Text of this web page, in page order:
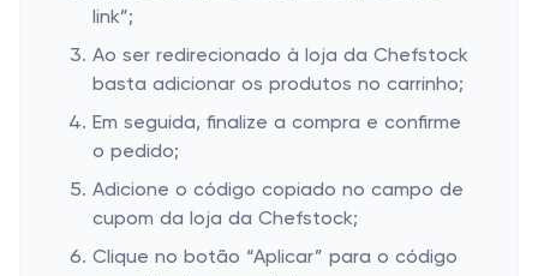
link”;
Ao ser redirecionado à loja da Chefstock
basta adicionar os produtos no carrinho;
Em seguida, finalize a compra e confirme
o pedido;
Adicione o código copiado no campo de
cupom da loja da Chefstock;
Clique no botão “Aplicar” para o código